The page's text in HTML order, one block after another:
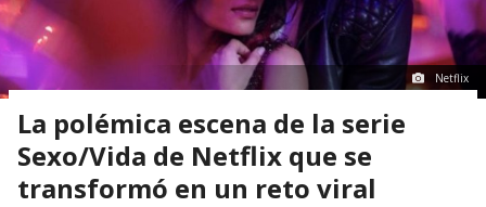
Netflix
La polémica escena de la serie
Sexo/Vida de Netflix que se
transformó en un reto viral